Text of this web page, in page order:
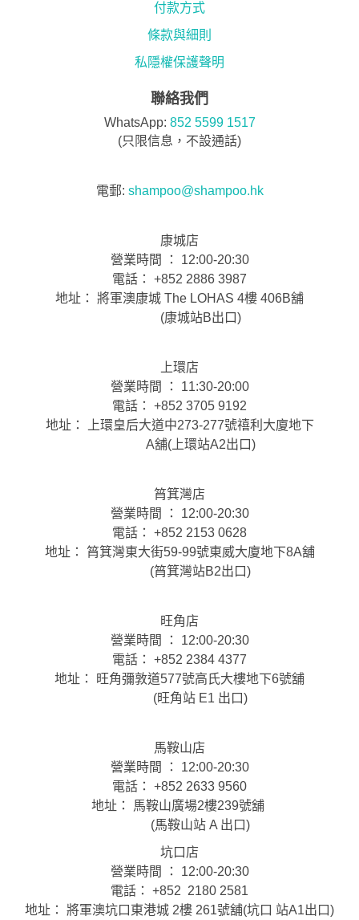
付款方式
條款與細則
私隱權保護聲明
聯絡我們
WhatsApp: 852 5599 1517
(只限信息，不設通話)
電郵: shampoo@shampoo.hk
康城店
營業時間 ： 12:00-20:30
電話： +852 2886 3987
地址： 將軍澳康城 The LOHAS 4樓 406B舖
(康城站B出口)
上環店
營業時間 ： 11:30-20:00
電話： +852 3705 9192
地址： 上環皇后大道中273-277號禧利大廈地下
A舖(上環站A2出口)
筲箕灣店
營業時間 ： 12:00-20:30
電話： +852 2153 0628
地址： 筲箕灣東大街59-99號東威大廈地下8A舖
(筲箕灣站B2出口)
旺角店
營業時間 ： 12:00-20:30
電話： +852 2384 4377
地址： 旺角彌敦道577號高氏大樓地下6號舖
(旺角站 E1 出口)
馬鞍山店
營業時間 ： 12:00-20:30
電話： +852 2633 9560
地址： 馬鞍山廣場2樓239號舖
(馬鞍山站 A 出口)
坑口店
營業時間 ： 12:00-20:30
電話： +852 2180 2581
地址： 將軍澳坑口東港城 2樓 261號舖(坑口 站A1出口)